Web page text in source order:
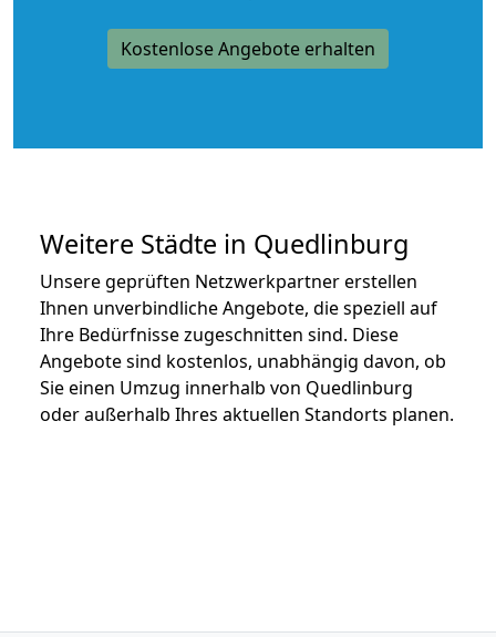
Kostenlose Angebote erhalten
Weitere Städte in Quedlinburg
Unsere geprüften Netzwerkpartner erstellen
Ihnen unverbindliche Angebote, die speziell auf
Ihre Bedürfnisse zugeschnitten sind. Diese
Angebote sind kostenlos, unabhängig davon, ob
Sie einen Umzug innerhalb von Quedlinburg
oder außerhalb Ihres aktuellen Standorts planen.